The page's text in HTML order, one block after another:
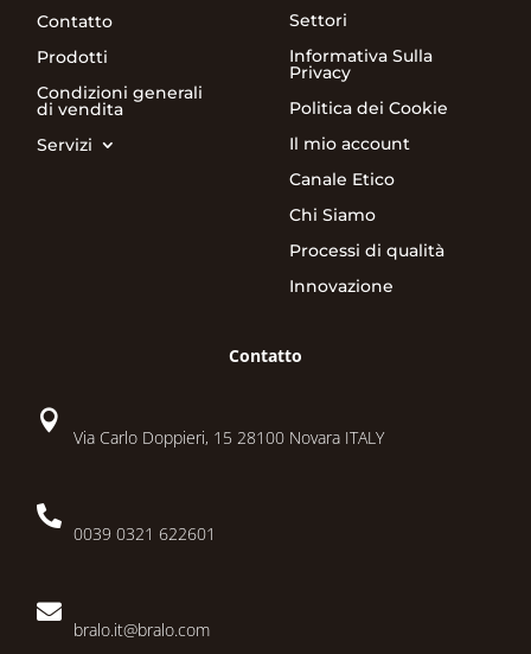
Contatto
Prodotti
Condizioni generali
di vendita
Servizi
Settori
Informativa Sulla
Privacy
Politica dei Cookie
Il mio account
Canale Etico
Chi Siamo
Processi di qualità
Innovazione
Contatto

Via Carlo Doppieri, 15 28100 Novara ITALY

0039 0321 622601

bralo.it@bralo.com